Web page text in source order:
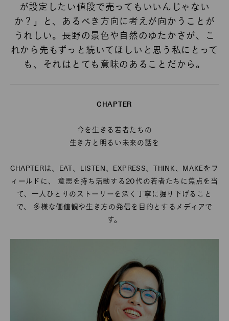
が設定したい値段で売ってもいいんじゃない
か？」と、あるべき方向に考えが向かうことが
うれしい。長野の景色や自然のゆたかさが、こ
れから先もずっと続いてほしいと思う私にとって
も、それはとても意味のあることだから。
CHAPTER
今を生きる若者たちの
生き方と明るい未来の話を
CHAPTERは、EAT、LISTEN、EXPRESS、THINK、MAKEをフ
ィールドに、 意思を持ち活動する20代の若者たちに焦点を当
て、一人ひとりのストーリーを深く丁寧に掘り下げること
で、 多様な価値観や生き方の発信を目的とするメディアで
す。